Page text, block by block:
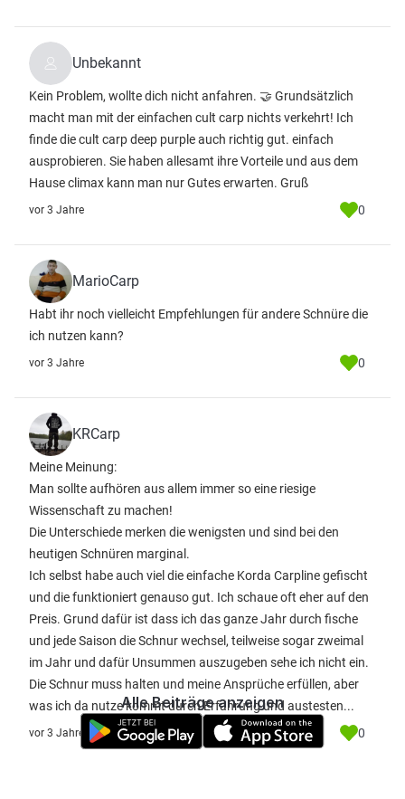
Unbekannt
Kein Problem, wollte dich nicht anfahren. 🤝 Grundsätzlich
macht man mit der einfachen cult carp nichts verkehrt! Ich
finde die cult carp deep purple auch richtig gut. einfach
ausprobieren. Sie haben allesamt ihre Vorteile und aus dem
Hause climax kann man nur Gutes erwarten. Gruß
vor 3 Jahre 0
MarioCarp
Habt ihr noch vielleicht Empfehlungen für andere Schnüre die
ich nutzen kann?
vor 3 Jahre 0
KRCarp
Meine Meinung:
Man sollte aufhören aus allem immer so eine riesige
Wissenschaft zu machen!
Die Unterschiede merken die wenigsten und sind bei den
heutigen Schnüren marginal.
Ich selbst habe auch viel die einfache Korda Carpline gefischt
und die funktioniert genauso gut. Ich schaue oft eher auf den
Preis. Grund dafür ist dass ich das ganze Jahr durch fische
und jede Saison die Schnur wechsel, teilweise sogar zweimal
im Jahr und dafür Unsummen auszugeben sehe ich nicht ein.
Die Schnur muss halten und meine Ansprüche erfüllen, aber
was ich da nutze kommt durch Erfahrung und austesten...
vor 3 Jahre 0
Alle Beiträge anzeigen